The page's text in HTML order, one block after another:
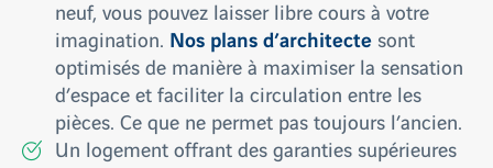
neuf, vous pouvez laisser libre cours à votre
imagination. Nos plans d’architecte sont
optimisés de manière à maximiser la sensation
d’espace et faciliter la circulation entre les
pièces. Ce que ne permet pas toujours l’ancien.
Un logement offrant des garanties supérieures